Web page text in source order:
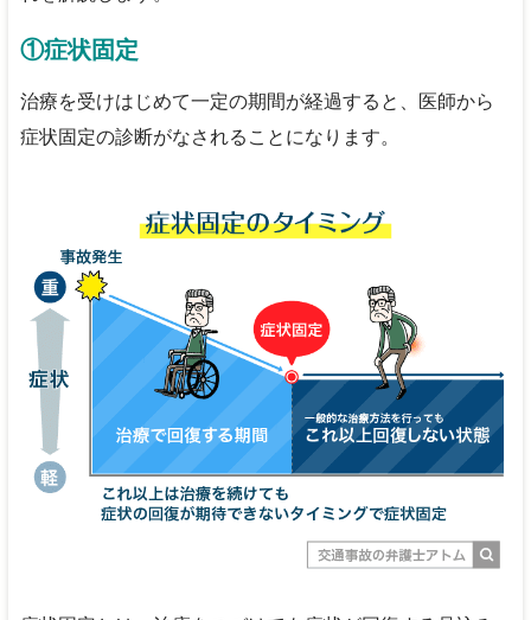
①症状固定
治療を受けはじめて一定の期間が経過すると、医師から
症状固定の診断がなされることになります。